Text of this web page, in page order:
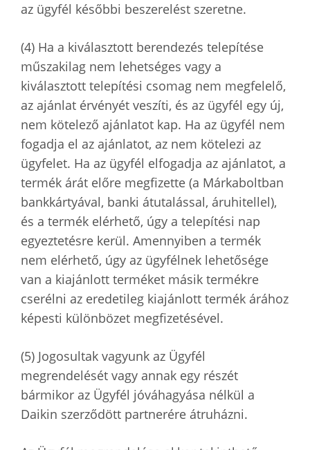
az ügyfél későbbi beszerelést szeretne.
(4) Ha a kiválasztott berendezés telepítése
műszakilag nem lehetséges vagy a
kiválasztott telepítési csomag nem megfelelő,
az ajánlat érvényét veszíti, és az ügyfél egy új,
nem kötelező ajánlatot kap. Ha az ügyfél nem
fogadja el az ajánlatot, az nem kötelezi az
ügyfelet. Ha az ügyfél elfogadja az ajánlatot, a
termék árát előre megfizette (a Márkaboltban
bankkártyával, banki átutalással, áruhitellel),
és a termék elérhető, úgy a telepítési nap
egyeztetésre kerül. Amennyiben a termék
nem elérhető, úgy az ügyfélnek lehetősége
van a kiajánlott terméket másik termékre
cserélni az eredetileg kiajánlott termék árához
képesti különbözet megfizetésével.
(5) Jogosultak vagyunk az Ügyfél
megrendelését vagy annak egy részét
bármikor az Ügyfél jóváhagyása nélkül a
Daikin szerződött partnerére átruházni.